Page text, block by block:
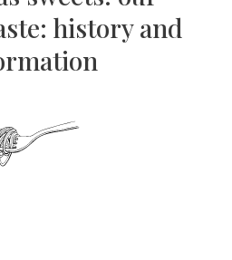
history and